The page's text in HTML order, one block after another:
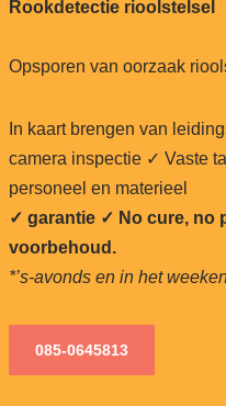
Rookdetectie rioolstelsel
Opsporen van oorzaak
In kaart brengen van
camera inspectie ✓ Vaste
personeel en materieel
✓ garantie ✓ No cure, no
voorbehoud.
*’s-avonds en in het
085-0645813